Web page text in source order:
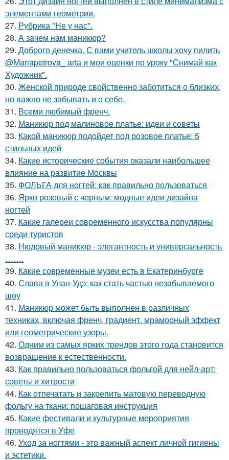
элементами геометрии.
27. Рубрика "Не у нас".
28. А зачем нам маникюр?
29. Доброго денечка. С вами учитель школы хочу пилить
@Mariapetrova_ artа и мои оценки по уроку "Снимай как
Художник".
30. Женской природе свойственно заботиться о близких,
но важно не забывать и о себе.
31. Всеми любимый френч.
32. Маникюр под малиновое платье: идеи и советы
33. Какой маникюр подойдет под розовое платье: 5
стильных идей
34. Какие исторические события оказали наибольшее
влияние на развитие Москвы
35. ФОЛЬГА для ногтей: как правильно пользоваться
36. Ярко розовый с черным: модные идеи дизайна
ногтей
37. Какие галереи современного искусства популярны
среди туристов
38. Нюдовый маникюр - элегантность и универсальность
…….
39. Какие современные музеи есть в Екатеринбурге
40. Слава в Улан-Удэ: как стать частью незабываемого
шоу
41. Маникюр может быть выполнен в различных
техниках, включая френч, градиент, мраморный эффект
или геометрические узоры.
42. Одним из самых ярких трендов этого года становится
возвращение к естественности.
43. Как правильно пользоваться фольгой для нейл-арт:
советы и хитрости
44. Как отпечатать и закрепить матовую переводную
фольгу на ткани: пошаговая инструкция
45. Какие фестивали и культурные мероприятия
проводятся в Уфе
46. Уход за ногтями - это важный аспект личной гигиены
и эстетики.